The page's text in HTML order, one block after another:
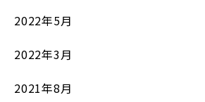
2022年5月
2022年3月
2021年8月